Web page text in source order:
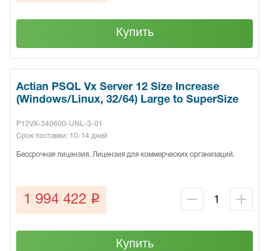
Купить
Actian PSQL Vx Server 12 Size Increase
(Windows/Linux, 32/64) Large to SuperSize
P12VX-340600-UNL-3-01
Срок поставки: 10-14 дней
Бессрочная лицензия. Лицензия для коммерческих организаций.
1 994 422 q
Купить